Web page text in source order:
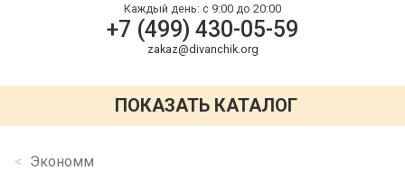
Каждый день: с 9:00 до 20:00
+7 (499) 430-05-59
zakaz@divanchik.org
ПОКАЗАТЬ КАТАЛОГ
Экономм